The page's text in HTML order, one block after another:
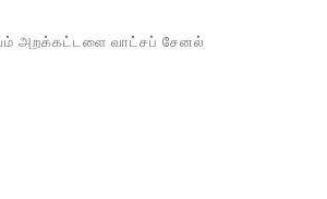
அறக்கட்டளை வாட்சப் சேனல்